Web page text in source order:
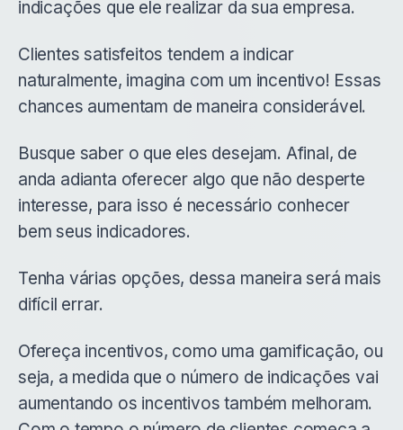
indicações que ele realizar da sua empresa.
Clientes satisfeitos tendem a indicar
naturalmente, imagina com um incentivo! Essas
chances aumentam de maneira considerável.
Busque saber o que eles desejam. Afinal, de
anda adianta oferecer algo que não desperte
interesse, para isso é necessário conhecer
bem seus indicadores.
Tenha várias opções, dessa maneira será mais
difícil errar.
Ofereça incentivos, como uma gamificação, ou
seja, a medida que o número de indicações vai
aumentando os incentivos também melhoram.